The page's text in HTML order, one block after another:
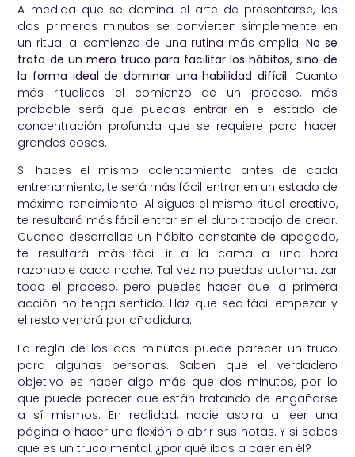
A medida que se domina el arte de presentarse, los
dos primeros minutos se convierten simplemente en
un ritual al comienzo de una rutina más amplia. No se
trata de un mero truco para facilitar los hábitos, sino de
la forma ideal de dominar una habilidad difícil. Cuanto
más ritualices el comienzo de un proceso, más
probable será que puedas entrar en el estado de
concentración profunda que se requiere para hacer
grandes cosas.
Si haces el mismo calentamiento antes de cada
entrenamiento, te será más fácil entrar en un estado de
máximo rendimiento. Al sigues el mismo ritual creativo,
te resultará más fácil entrar en el duro trabajo de crear.
Cuando desarrollas un hábito constante de apagado,
te resultará más fácil ir a la cama a una hora
razonable cada noche. Tal vez no puedas automatizar
todo el proceso, pero puedes hacer que la primera
acción no tenga sentido. Haz que sea fácil empezar y
el resto vendrá por añadidura.
La regla de los dos minutos puede parecer un truco
para algunas personas. Saben que el verdadero
objetivo es hacer algo más que dos minutos, por lo
que puede parecer que están tratando de engañarse
a sí mismos. En realidad, nadie aspira a leer una
página o hacer una flexión o abrir sus notas. Y si sabes
que es un truco mental, ¿por qué ibas a caer en él?